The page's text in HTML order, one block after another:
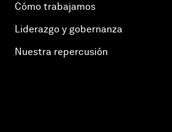
Cómo trabajamos
Liderazgo y gobernanza
Nuestra repercusión